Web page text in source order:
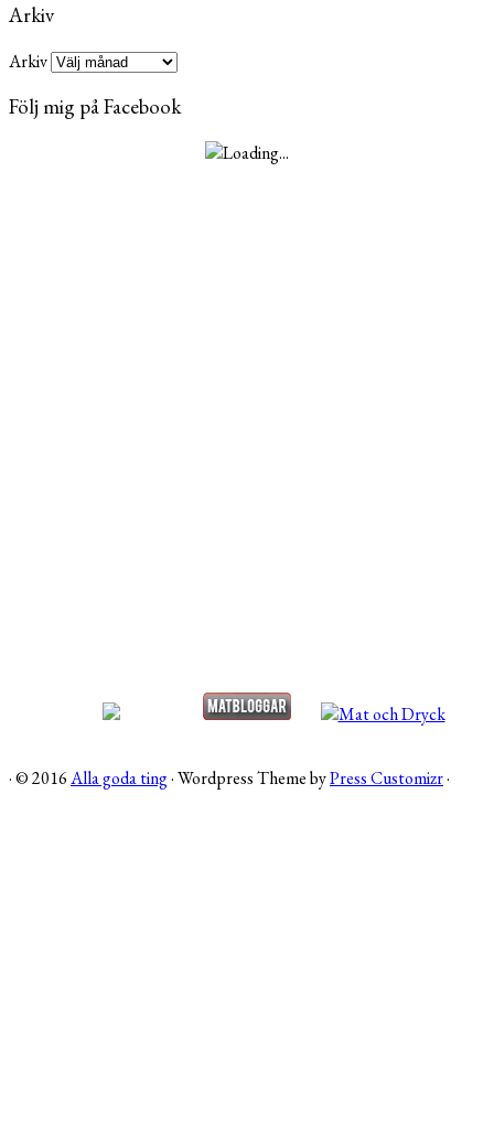
Arkiv
Arkiv
Följ mig på Facebook
·© 2016Alla goda ting·Wordpress Theme byPress Customizr·